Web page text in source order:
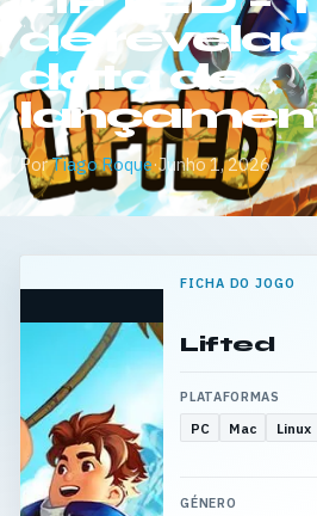
de
data de
PorTiago Roque·Junho 1, 2026
FICHA DO JOGO
Lifted
PLATAFORMAS
PC Mac Linux
GÉNERO